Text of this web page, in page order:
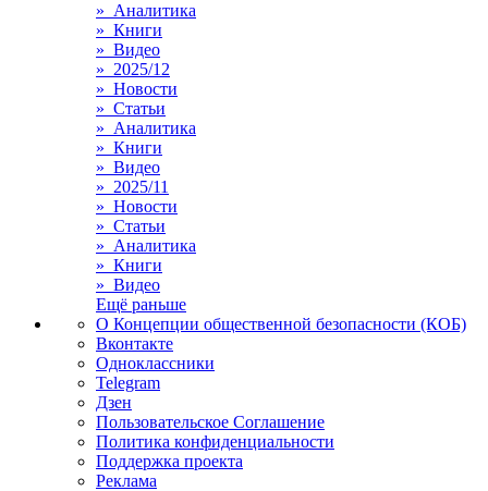
» Аналитика
» Книги
» Видео
» 2025/12
» Новости
» Статьи
» Аналитика
» Книги
» Видео
» 2025/11
» Новости
» Статьи
» Аналитика
» Книги
» Видео
Ещё раньше
О Концепции общественной безопасности (КОБ)
Вконтакте
Одноклассники
Telegram
Дзен
Пользовательское Соглашение
Политика конфиденциальности
Поддержка проекта
Реклама